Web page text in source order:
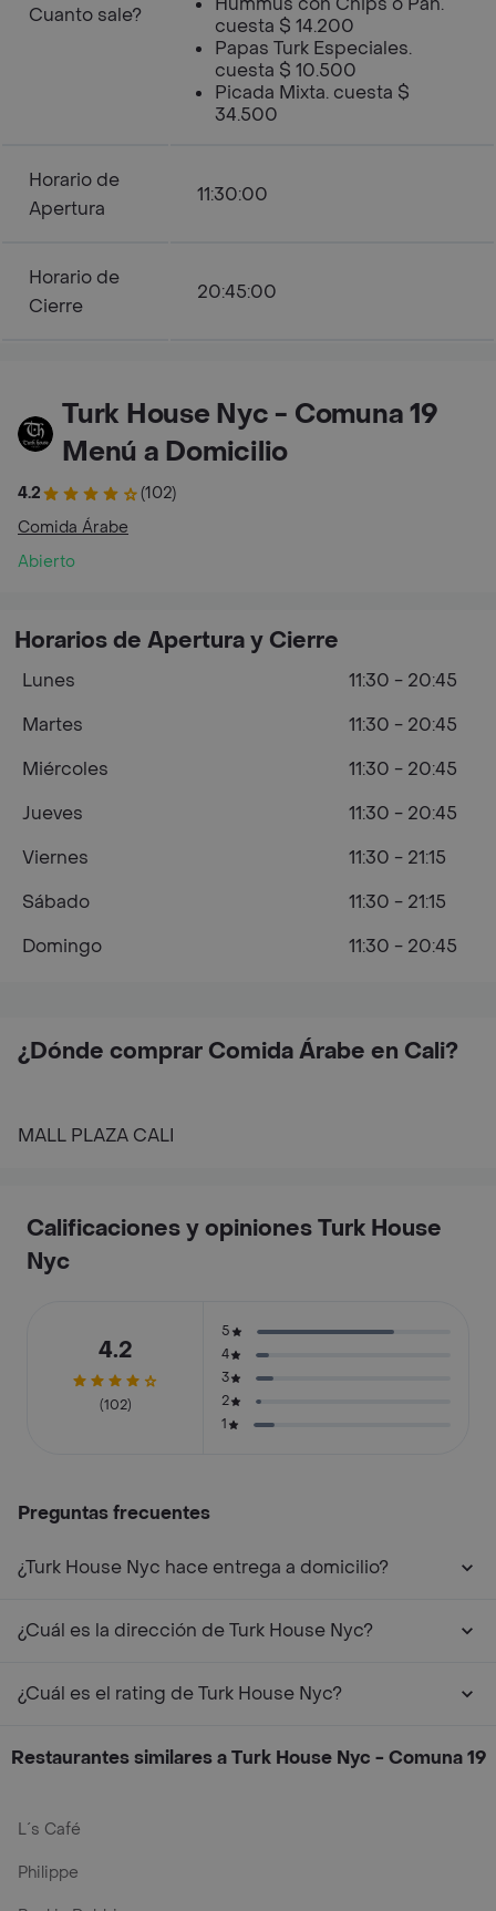
Cuanto sale?
cuesta $ 14.200
Papas Turk Especiales.
cuesta $ 10.500
Picada Mixta. cuesta $
34.500
Horario de
Apertura
11:30:00
Horario de
Cierre
20:45:00
Turk House Nyc - Comuna 19
Menú a Domicilio
4.2
(102)
Comida Árabe
Abierto
¿Dónde comprar Comida Árabe en Cali?
MALL PLAZA CALI
Horarios de Apertura y Cierre
Lunes
11:30 - 20:45
Martes
11:30 - 20:45
Miércoles
11:30 - 20:45
Jueves
11:30 - 20:45
Viernes
11:30 - 21:15
Sábado
11:30 - 21:15
Domingo
11:30 - 20:45
Calificaciones y opiniones Turk House
Nyc
4.2
(102)
5
4
3
2
1
Preguntas frecuentes
¿Turk House Nyc hace entrega a domicilio?
¿Cuál es la dirección de Turk House Nyc?
¿Cuál es el rating de Turk House Nyc?
Restaurantes similares a Turk House Nyc - Comuna 19
L´s Café
Philippe